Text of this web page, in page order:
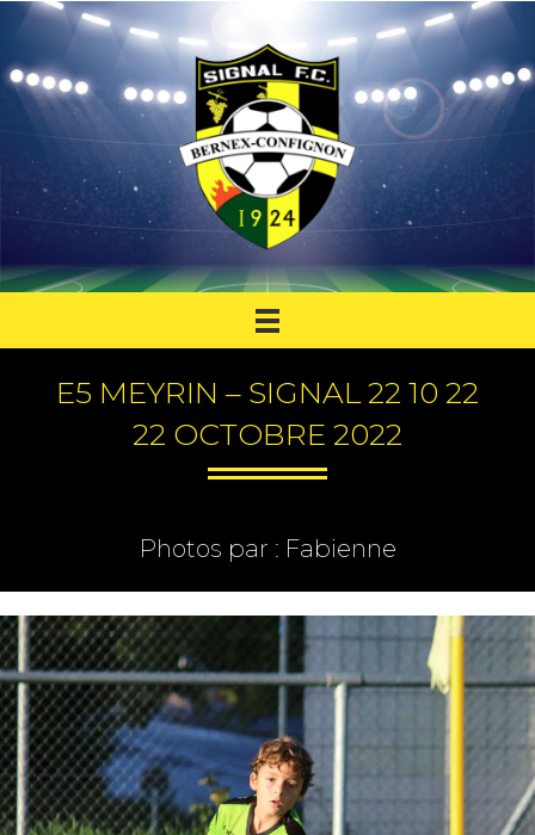
E5 MEYRIN – SIGNAL 22 10 22
22 OCTOBRE 2022
Photos par : Fabienne